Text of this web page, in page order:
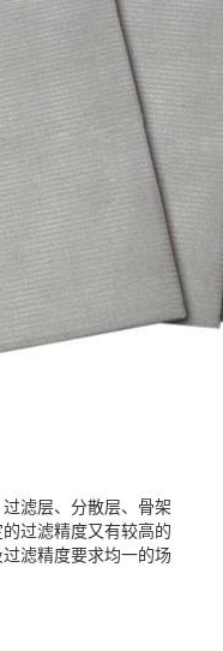
滤层、分散层、骨架
过滤精度又有较高的
滤精度要求均一的场